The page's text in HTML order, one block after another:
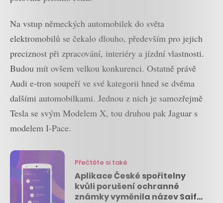
Na vstup německých automobilek do světa
elektromobilů se čekalo dlouho, především pro jejich
preciznost při zpracování, interiéry a jízdní vlastnosti.
Budou mít ovšem velkou konkurenci. Ostatně právě
Audi e-tron soupeří ve své kategorii hned se dvěma
dalšími automobilkami. Jednou z nich je samozřejmě
Tesla se svým Modelem X, tou druhou pak Jaguar s
modelem I-Pace.
Přečtěte si také
Aplikace České spořitelny
kvůli porušení ochranné
známky vyměnila název Saifu